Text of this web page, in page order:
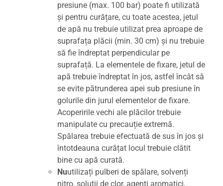
presiune (max. 100 bar) poate fi utilizată
și pentru curățare, cu toate acestea, jetul
de apă nu trebuie utilizat prea aproape de
suprafața plăcii (min. 30 cm) și nu trebuie
să fie îndreptat perpendicular pe
suprafață. La elementele de fixare, jetul de
apă trebuie îndreptat în jos, astfel încât să
se evite pătrunderea apei sub presiune în
golurile din jurul elementelor de fixare.
Acoperirile vechi ale plăcilor trebuie
manipulate cu precauție extremă.
Spălarea trebuie efectuată de sus în jos și
întotdeauna curățat locul trebuie clătit
bine cu apă curată.
Nuutilizați pulberi de spălare, solvenți
nitro, soluții de clor, agenți aromatici,